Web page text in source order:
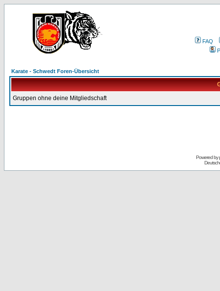
FAQ
Karate - Schwedt Foren-Übersicht
Gruppen ohne deine Mitgliedschaft
Powered by